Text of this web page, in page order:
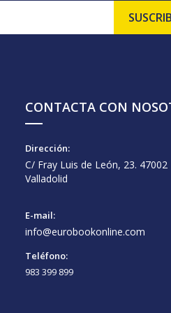
CONTACTA CON
Dirección:
C/ Fray Luis de León, 23. 47002
Valladolid
E-mail:
info@eurobookonline.com
Teléfono:
983 399 899